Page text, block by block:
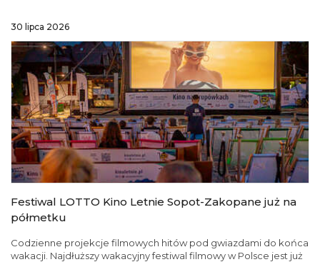
30 lipca 2026
Festiwal LOTTO Kino Letnie Sopot-Zakopane już na
półmetku
Codzienne projekcje filmowych hitów pod gwiazdami do końca
wakacji. Najdłuższy wakacyjny festiwal filmowy w Polsce jest już